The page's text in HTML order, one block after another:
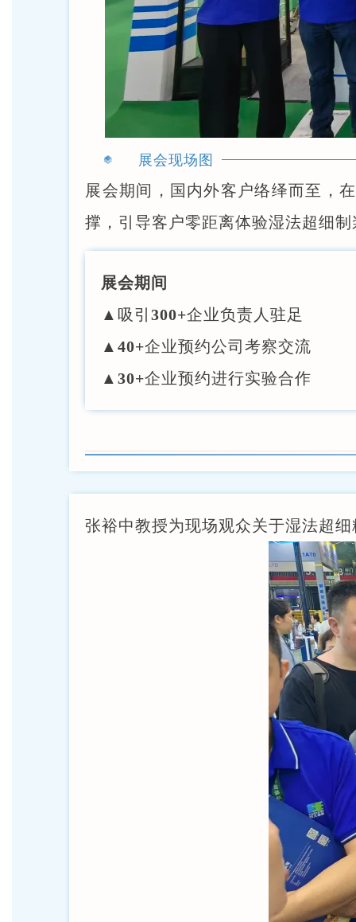
展会现场图
展会期间，国内外客户络绎而至，
撑，引导客户零距离体验湿法超细
展会期间
▲吸引300+企业负责人驻足
▲40+企业预约公司考察交流
▲30+企业预约进行实验合作
张裕中教授为现场观众关于湿法超